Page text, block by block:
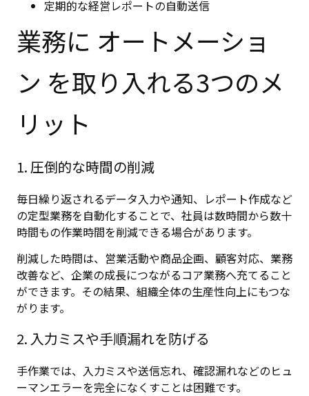
定期的な経営レポートの自動送信
業務に オートメーショ
ン を取り入れる3つのメ
リット
1. 圧倒的な時間の削減
毎日繰り返されるデータ入力や通知、レポート作成など
の定型業務を自動化することで、社員は数時間から数十
時間もの作業時間を削減できる場合があります。
削減した時間は、営業活動や商品企画、顧客対応、業務
改善など、企業の成長につながるコア業務へ充てること
ができます。その結果、組織全体の生産性向上にもつな
がります。
2. 入力ミスや手順漏れを防げる
手作業では、入力ミスや送信忘れ、確認漏れなどのヒュ
ーマンエラーを完全になくすことは困難です。